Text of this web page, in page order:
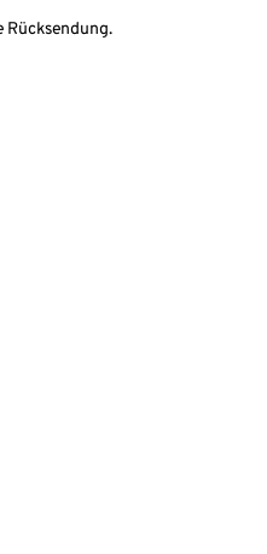
Rücksendung.